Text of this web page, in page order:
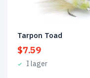
Tarpon Toad
$7.59
I lager